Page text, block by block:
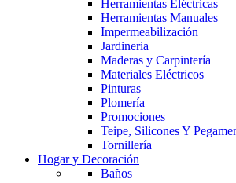
Herramientas Eléctricas
Herramientas Manuales
Impermeabilización
Jardineria
Maderas y Carpintería
Materiales Eléctricos
Pinturas
Plomería
Promociones
Teipe, Silicones Y
Tornillería
Hogar y Decoración
Baños